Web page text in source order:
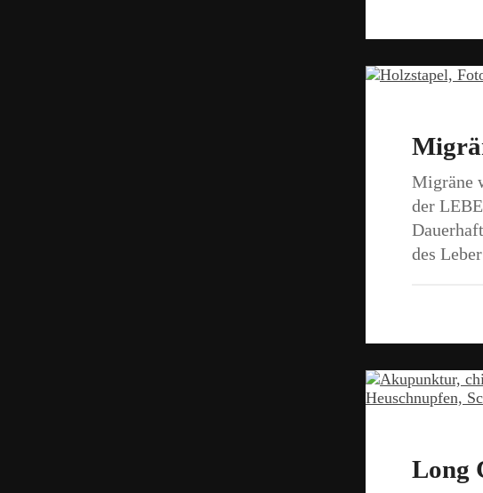
Migräne
der
des
Long